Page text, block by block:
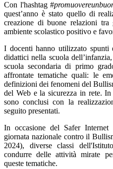
Con l'hashtag #
quest’anno è stato quello di
creazione di buone relazioni
ambiente scolastico positivo e
I docenti hanno utilizzato spunti
didattici nella scuola
scuola secondaria di primo
affrontate tematiche quali: le
definizioni dei fenomeni del
del Web e la sicurezza in rete.
sono conclusi con la
seguito presentati.
In occasione del Safer
giornata nazionale contro il
2024), diverse classi
condurre delle attività mirate
queste tematiche.